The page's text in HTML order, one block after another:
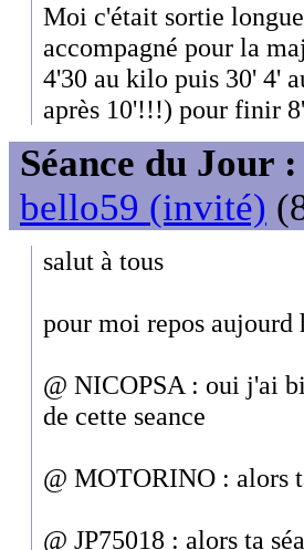
Moi c'était sortie
accompagné pour la
4'30 au kilo puis 30' 4'
après 10'!!!) pour finir
Séance du Jour
bello59 (invité)
salut à tous
pour moi repos aujourd
@ NICOPSA : oui j'ai
de cette seance
@ MOTORINO : alors
@ JP75018 : alors ta